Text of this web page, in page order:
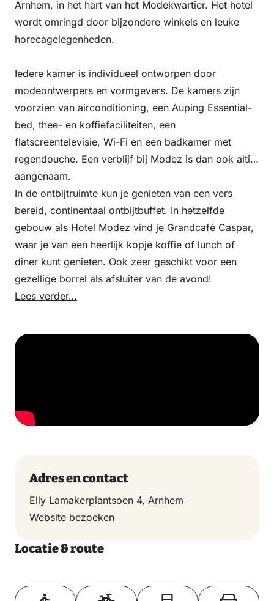
Arnhem, in het hart van het Modekwartier. Het hotel
wordt omringd door bijzondere winkels en leuke
horecagelegenheden.
Iedere kamer is individueel ontworpen door
modeontwerpers en vormgevers. De kamers zijn
voorzien van airconditioning, een Auping Essential-
bed, thee- en koffiefaciliteiten, een
flatscreentelevisie, Wi-Fi en een badkamer met
regendouche. Een verblijf bij Modez is dan ook altijd
aangenaam.
In de ontbijtruimte kun je genieten van een vers
bereid, continentaal ontbijtbuffet. In hetzelfde
gebouw als Hotel Modez vind je Grandcafé Caspar,
waar je van een heerlijk kopje koffie of lunch of
diner kunt genieten. Ook zeer geschikt voor een
gezellige borrel als afsluiter van de avond!
Lees verder…
Adres en contact
Elly Lamakerplantsoen 4, Arnhem
Website bezoeken
Locatie & route
Toon op kaart